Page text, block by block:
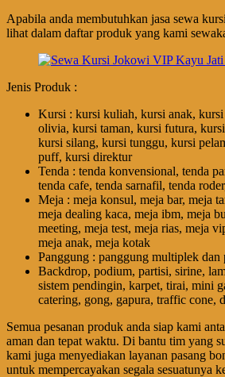
Apabila anda membutuhkan jasa sewa
lihat dalam daftar produk yang kami
Jenis Produk :
Kursi : kursi kuliah, kursi anak,
olivia, kursi taman, kursi futura,
kursi silang, kursi tunggu, kursi
puff, kursi direktur
Tenda : tenda konvensional, tenda
tenda cafe, tenda sarnafil, tenda
Meja : meja konsul, meja bar, meja
meja dealing kaca, meja ibm, meja
meeting, meja test, meja rias, meja
meja anak, meja kotak
Panggung : panggung multiplek dan
Backdrop, podium, partisi, sirine,
sistem pendingin, karpet, tirai, mini
catering, gong, gapura, traffic cone,
Semua pesanan produk anda siap kami
aman dan tepat waktu. Di bantu tim yang
kami juga menyediakan layanan pasang
untuk mempercayakan segala sesuatunya